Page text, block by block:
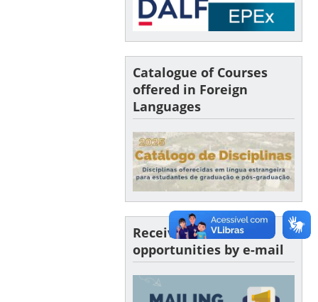
Catalogue of Courses
offered in Foreign
Languages
Receive SINTER
opportunities by e-mail